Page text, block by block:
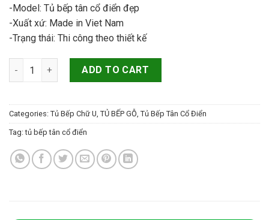
-Model: Tủ bếp tân cổ điển đẹp
-Xuất xứ: Made in Viet Nam
-Trạng thái: Thi công theo thiết kế
Tủ bếp tân cổ điển 11 quantity
ADD TO CART
Categories: Tủ Bếp Chữ U, TỦ BẾP GỖ, Tủ Bếp Tân Cổ Điển
Tag:tủ bếp tân cổ điển